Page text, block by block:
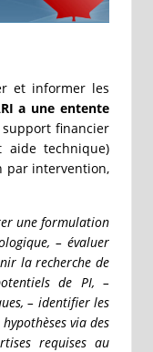
et informer les
a une entente
financier
aide technique)
par intervention,
une formulation
– évaluer
la recherche de
de PI, –
– identifier les
via des
requises au